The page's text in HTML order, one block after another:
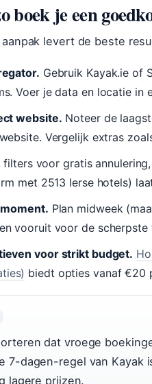
boek je een
levert de beste
Gebruik Kayak.ie of
Voer je data en locatie in
website. Noteer de
Vergelijk extras
filters voor gratis
met 2513 Ierse hotels)
Plan midweek
vooruit voor de scherpste
voor strikt budget.
biedt opties vanaf €20
dat vroege
7-dagen-regel van
lagere prijzen.